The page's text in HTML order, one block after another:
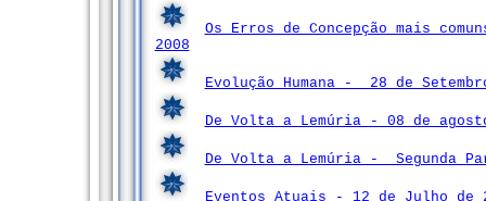
Os Erros de Concepção mais
2008
Evolução Humana - 28 de
De Volta a Lemúria - 08 de
De Volta a Lemúria - Segunda
Eventos Atuais - 12 de Julho de